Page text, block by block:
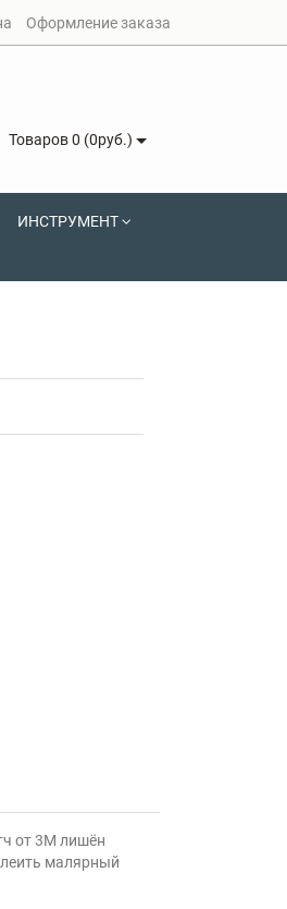
Оформление заказа
Товаров 0 (0руб.)
ИНСТРУМЕНТ
от 3М лишён
малярный